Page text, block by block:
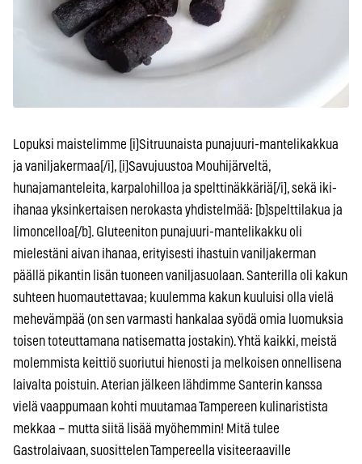
Lopuksi maistelimme [i]Sitruunaista punajuuri-mantelikakkua
ja vaniljakermaa[/i], [i]Savujuustoa Mouhijärveltä,
hunajamanteleita, karpalohilloa ja spelttinäkkäriä[/i], sekä iki-
ihanaa yksinkertaisen nerokasta yhdistelmää: [b]spelttilakua ja
limoncelloa[/b]. Gluteeniton punajuuri-mantelikakku oli
mielestäni aivan ihanaa, erityisesti ihastuin vaniljakerman
päällä pikantin lisän tuoneen vaniljasuolaan. Santerilla oli kakun
suhteen huomautettavaa; kuulemma kakun kuuluisi olla vielä
mehevämpää (on sen varmasti hankalaa syödä omia luomuksia
toisen toteuttamana natisematta jostakin). Yhtä kaikki, meistä
molemmista keittiö suoriutui hienosti ja melkoisen onnellisena
laivalta poistuin. Aterian jälkeen lähdimme Santerin kanssa
vielä vaappumaan kohti muutamaa Tampereen kulinaristista
mekkaa – mutta siitä lisää myöhemmin! Mitä tulee
Gastrolaivaan, suosittelen Tampereella visiteeraaville